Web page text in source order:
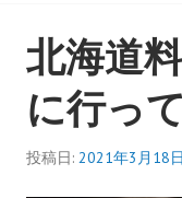
北海道
に行っ
投稿日: 2021年3月18日